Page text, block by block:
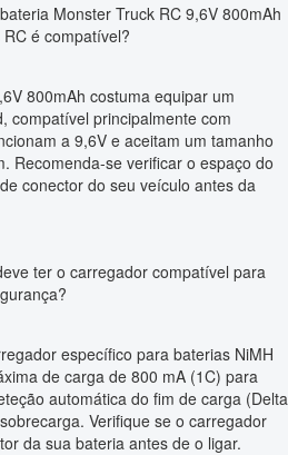
Monster Truck RC 9,6V 800mAh
é compatível?
800mAh costuma equipar um
compatível principalmente com
a 9,6V e aceitam um tamanho
Recomenda-se verificar o espaço do
conector do seu veículo antes da
ter o carregador compatível para
específico para baterias NiMH
de carga de 800 mA (1C) para
automática do fim de carga (Delta
Verifique se o carregador
da sua bateria antes de o ligar.